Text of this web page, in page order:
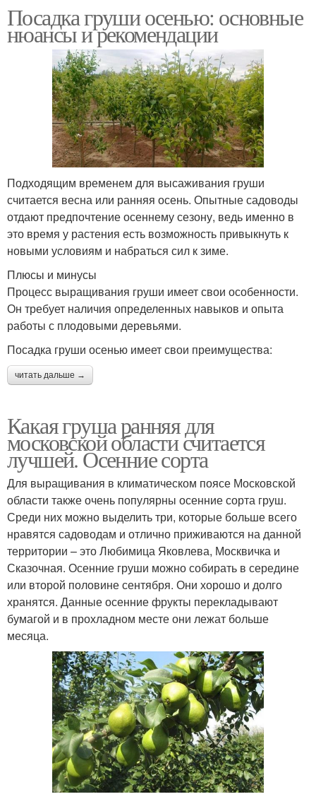
Посадка груши осенью: основные
нюансы и рекомендации
Подходящим временем для высаживания груши
считается весна или ранняя осень. Опытные садоводы
отдают предпочтение осеннему сезону, ведь именно в
это время у растения есть возможность привыкнуть к
новыми условиям и набраться сил к зиме.
Плюсы и минусы
Процесс выращивания груши имеет свои особенности.
Он требует наличия определенных навыков и опыта
работы с плодовыми деревьями.
Посадка груши осенью имеет свои преимущества:
читать дальше →
Какая груша ранняя для
московской области считается
лучшей. Осенние сорта
Для выращивания в климатическом поясе Московской
области также очень популярны осенние сорта груш.
Среди них можно выделить три, которые больше всего
нравятся садоводам и отлично приживаются на данной
территории – это Любимица Яковлева, Москвичка и
Сказочная. Осенние груши можно собирать в середине
или второй половине сентября. Они хорошо и долго
хранятся. Данные осенние фрукты перекладывают
бумагой и в прохладном месте они лежат больше
месяца.